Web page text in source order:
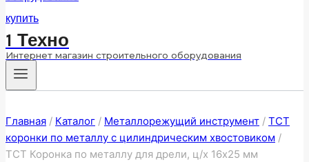
1 Техно
Интернет магазин строительного оборудования
Главная / Каталог / Металлорежущий инструмент / ТСТ
коронки по металлу с цилиндрическим хвостовиком /
ТСТ Коронка по металлу для дрели, ц/х 16х25 мм